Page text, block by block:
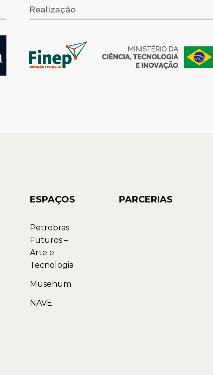
ESPAÇOS
Petrobras
Futuros –
Arte e
Tecnologia
Musehum
NAVE
PARCERIAS